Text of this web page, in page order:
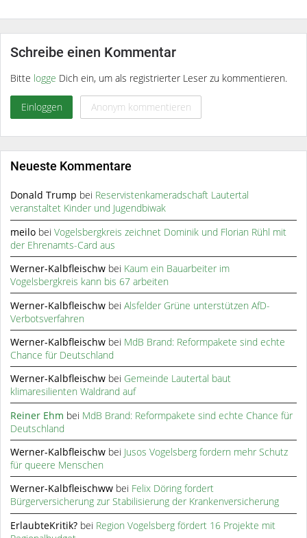
Schreibe einen Kommentar
Bitte logge Dich ein, um als registrierter Leser zu kommentieren.
Einloggen Anonym kommentieren
Neueste Kommentare
Donald Trump bei Reservistenkameradschaft Lautertal
veranstaltet Kinder und Jugendbiwak
meilo beiVogelsbergkreis zeichnet Dominik und Florian Rühl mit
der Ehrenamts-Card aus
Werner-Kalbfleischw bei Kaum ein Bauarbeiter im
Vogelsbergkreis kann bis 67 arbeiten
Werner-Kalbfleischw beiAlsfelder Grüne unterstützen AfD-
Verbotsverfahren
Werner-Kalbfleischw bei MdB Brand: Reformpakete sind echte
Chance für Deutschland
Werner-Kalbfleischw bei Gemeinde Lautertal baut
klimaresilienten Waldrand auf
Reiner Ehm bei MdB Brand: Reformpakete sind echte Chance für
Deutschland
Werner-Kalbfleischw bei Jusos Vogelsberg fordern mehr Schutz
für queere Menschen
Werner-Kalbfleischww bei Felix Döring fordert
Bürgerversicherung zur Stabilisierung der Krankenversicherung
ErlaubteKritik? bei Region Vogelsberg fördert 16 Projekte mit